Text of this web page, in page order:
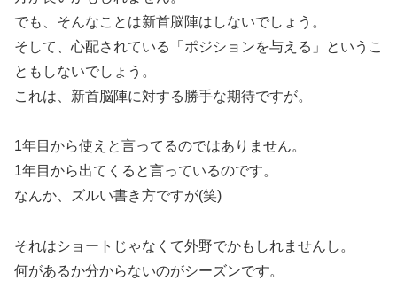
でも、そんなことは新首脳陣はしないでしょう。
そして、心配されている「ポジションを与える」というこ
ともしないでしょう。
これは、新首脳陣に対する勝手な期待ですが。
1年目から使えと言ってるのではありません。
1年目から出てくると言っているのです。
なんか、ズルい書き方ですが(笑)
それはショートじゃなくて外野でかもしれませんし。
何があるか分からないのがシーズンです。